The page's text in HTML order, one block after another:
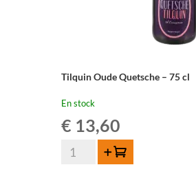
Tilquin Oude Quetsche – 75 cl
En stock
€ 13,60
quantité
Ajouter au panier